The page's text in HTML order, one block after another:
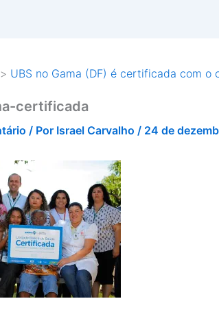
UBS no Gama (DF) é certificada com o
certificada
/ Por Israel Carvalho / 24 de